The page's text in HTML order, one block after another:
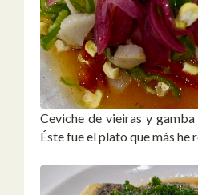
Ceviche de vieiras y
Éste fue el plato que más he